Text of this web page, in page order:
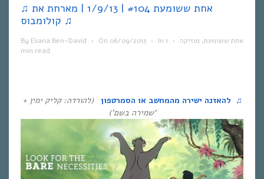
♫ אחת ששומעת #104 | 1/9/13 | מארחת את
קולומבוס ♫
By Eliana Ben-David • On 06/09/2013 • In אחת ששומעת, מוזיקה •
1
min read
♫ להאזנה ישירה מהמחשב או הסמרטפון
(להורדה: קליק ימין +
‘שמירה בשם’)